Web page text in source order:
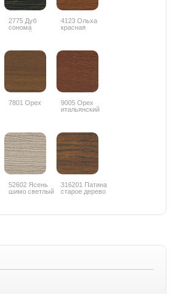
2775 Дуб
сонома
темный
4123 Ольха
красная
7801 Орех
9005 Орех
итальянский
52602 Ясень
шимо светлый
316201 Патина
старое дерево